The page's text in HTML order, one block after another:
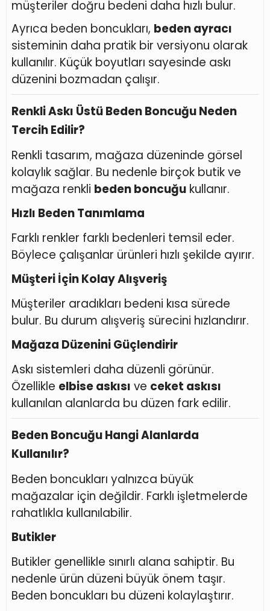
müşteriler doğru bedeni daha hızlı bulur.
Ayrıca beden boncukları, beden ayracı
sisteminin daha pratik bir versiyonu olarak
kullanılır. Küçük boyutları sayesinde askı
düzenini bozmadan çalışır.
Renkli Askı Üstü Beden Boncuğu Neden
Tercih Edilir?
Renkli tasarım, mağaza düzeninde görsel
kolaylık sağlar. Bu nedenle birçok butik ve
mağaza renkli beden boncuğu kullanır.
Hızlı Beden Tanımlama
Farklı renkler farklı bedenleri temsil eder.
Böylece çalışanlar ürünleri hızlı şekilde ayırır.
Müşteri İçin Kolay Alışveriş
Müşteriler aradıkları bedeni kısa sürede
bulur. Bu durum alışveriş sürecini hızlandırır.
Mağaza Düzenini Güçlendirir
Askı sistemleri daha düzenli görünür.
Özellikle elbise askısı ve ceket askısı
kullanılan alanlarda bu düzen fark edilir.
Beden Boncuğu Hangi Alanlarda
Kullanılır?
Beden boncukları yalnızca büyük
mağazalar için değildir. Farklı işletmelerde
rahatlıkla kullanılabilir.
Butikler
Butikler genellikle sınırlı alana sahiptir. Bu
nedenle ürün düzeni büyük önem taşır.
Beden boncukları bu düzeni kolaylaştırır.